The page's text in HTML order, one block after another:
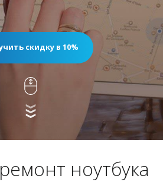
скидку в 10%
ноутбука